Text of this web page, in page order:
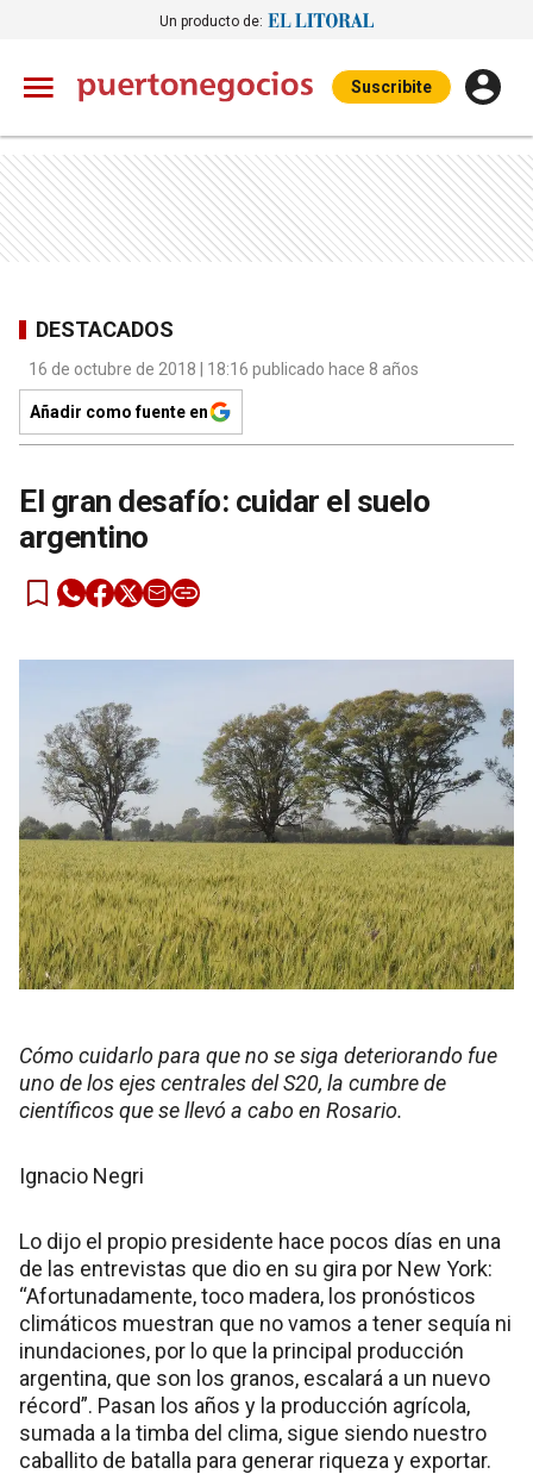
Un producto de:
Suscribite
DESTACADOS
16 de octubre de 2018 | 18:16 publicado hace 8 años
Añadir como fuente en
El gran desafío: cuidar el suelo
argentino
Cómo cuidarlo para que no se siga deteriorando fue
uno de los ejes centrales del S20, la cumbre de
científicos que se llevó a cabo en Rosario.
Ignacio Negri
Lo dijo el propio presidente hace pocos días en una
de las entrevistas que dio en su gira por New York:
“Afortunadamente, toco madera, los pronósticos
climáticos muestran que no vamos a tener sequía ni
inundaciones, por lo que la principal producción
argentina, que son los granos, escalará a un nuevo
récord”. Pasan los años y la producción agrícola,
sumada a la timba del clima, sigue siendo nuestro
caballito de batalla para generar riqueza y exportar.